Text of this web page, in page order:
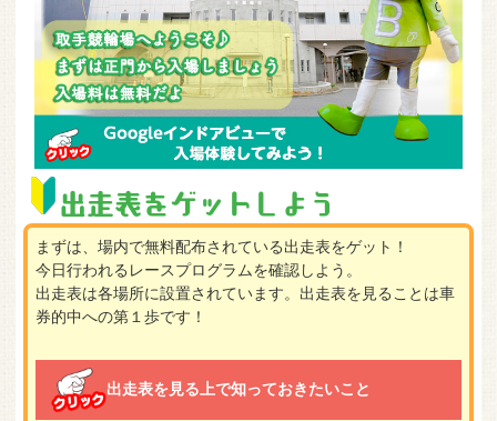
出走表をゲットしよう
まずは、場内で無料配布されている出走表をゲット！
今日行われるレースプログラムを確認しよう。
出走表は各場所に設置されています。出走表を見ることは車
券的中への第１歩です！
出走表を見る上で知っておきたいこと